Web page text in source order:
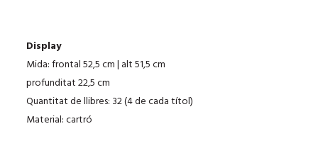
Display
Mida: frontal 52,5 cm | alt 51,5 cm
profunditat 22,5 cm
Quantitat de llibres: 32 (4 de cada títol)
Material: cartró